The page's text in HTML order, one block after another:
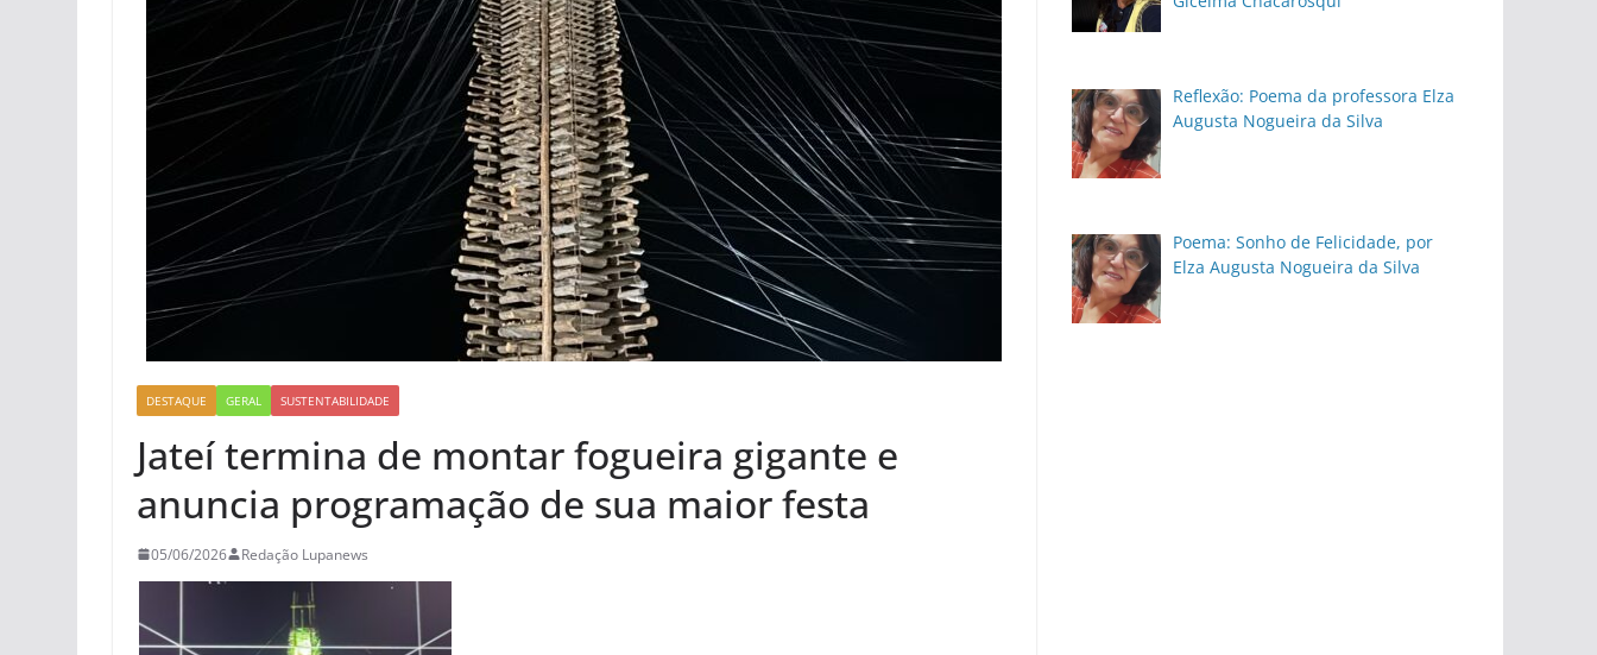
DESTAQUE GERAL SUSTENTABILIDADE
Jateí termina de montar fogueira gigante e
anuncia programação de sua maior festa
05/06/2026 Redação Lupanews
Reflexão: Poema da professora Elza
Augusta Nogueira da Silva
Poema: Sonho de Felicidade, por
Elza Augusta Nogueira da Silva